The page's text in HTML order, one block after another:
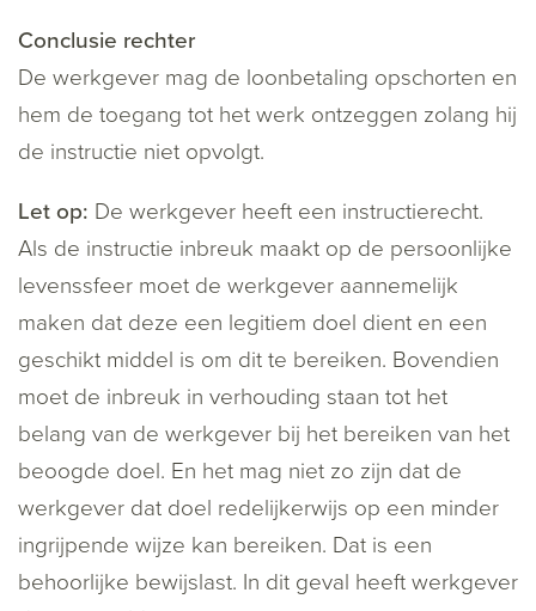
Conclusie rechter
De werkgever mag de loonbetaling opschorten en
hem de toegang tot het werk ontzeggen zolang hij
de instructie niet opvolgt.
Let op: De werkgever heeft een instructierecht.
Als de instructie inbreuk maakt op de persoonlijke
levenssfeer moet de werkgever aannemelijk
maken dat deze een legitiem doel dient en een
geschikt middel is om dit te bereiken. Bovendien
moet de inbreuk in verhouding staan tot het
belang van de werkgever bij het bereiken van het
beoogde doel. En het mag niet zo zijn dat de
werkgever dat doel redelijkerwijs op een minder
ingrijpende wijze kan bereiken. Dat is een
behoorlijke bewijslast. In dit geval heeft werkgever